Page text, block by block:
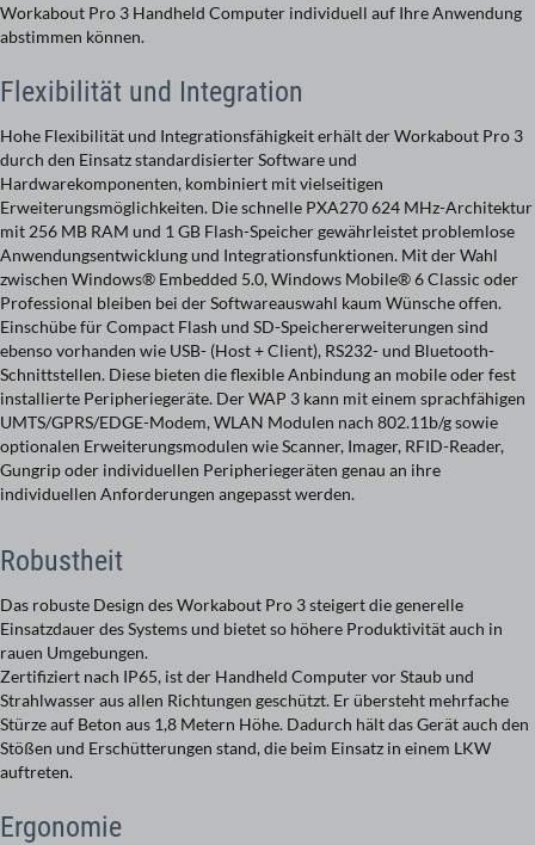
Workabout Pro 3 Handheld Computer individuell auf Ihre Anwendung
abstimmen können.
Flexibilität und Integration
Hohe Flexibilität und Integrationsfähigkeit erhält der Workabout Pro 3
durch den Einsatz standardisierter Software und
Hardwarekomponenten, kombiniert mit vielseitigen
Erweiterungsmöglichkeiten. Die schnelle PXA270 624 MHz-Architektur
mit 256 MB RAM und 1 GB Flash-Speicher gewährleistet problemlose
Anwendungsentwicklung und Integrationsfunktionen. Mit der Wahl
zwischen Windows® Embedded 5.0, Windows Mobile® 6 Classic oder
Professional bleiben bei der Softwareaus­wahl kaum Wünsche offen.
Einschübe für Compact Flash und SD-Speichererweiterungen sind
ebenso vorhanden wie USB- (Host + Client), RS232- und Bluetooth-
Schnittstellen. Diese bieten die flexible Anbindung an mobile oder fest
installierte Peripheriegeräte. Der WAP 3 kann mit einem sprachfähigen
UMTS/GPRS/EDGE-Modem, WLAN Modulen nach 802.11b/g sowie
optionalen Erweiterungsmodulen wie Scanner, Imager, RFID-Reader,
Gungrip oder individuellen Peripheriegeräten genau an ihre
individuellen Anforderungen angepasst werden.
Robustheit
Das robuste Design des Workabout Pro 3 steigert die generelle
Einsatzdauer des Systems und bietet so höhere Produktivität auch in
rauen Umgebungen.
Zertifiziert nach IP65, ist der Handheld Computer vor Staub und
Strahlwasser aus allen Richtun­gen geschützt. Er übersteht mehrfache
Stürze auf Beton aus 1,8 Metern Höhe. Dadurch hält das Gerät auch den
Stößen und Erschütterungen stand, die beim Einsatz in einem LKW
auftreten.
Ergonomie